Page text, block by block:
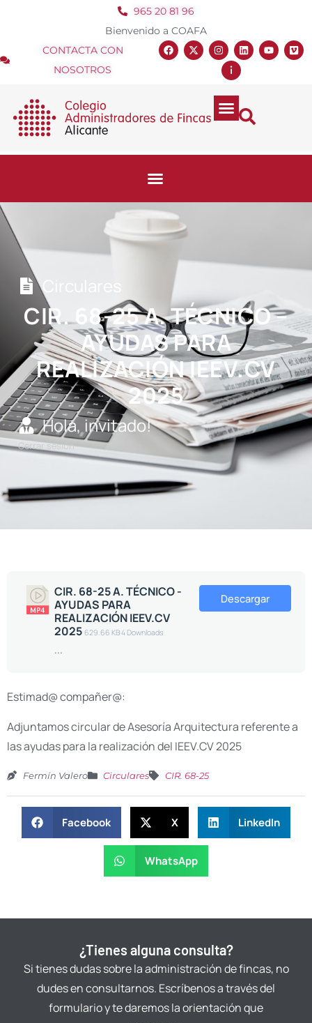
965 20 81 96
Bienvenido a COAFA
CONTACTA CON
NOSOTROS
Circulares
CIR. 68-25 A. TÉCNICO –
AYUDAS PARA
REALIZACIÓN IEEV.CV
2025
Hola, invitado!
Cerrar sesión
CIR. 68-25 A. TÉCNICO -
AYUDAS PARA
REALIZACIÓN IEEV.CV
2025 629.66 KB4 Downloads
...
Descargar
Estimad@ compañer@:
Adjuntamos circular de Asesoría Arquitectura referente a
las ayudas para la realización del IEEV.CV 2025
Fermín Valero Circulares CIR. 68-25
Facebook X LinkedIn
WhatsApp
¿Tienes alguna consulta?
Si tienes dudas sobre la administración de fincas, no
dudes en consultarnos. Escríbenos a través del
formulario y te daremos la orientación que